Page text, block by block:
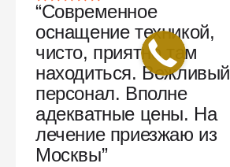
“Современное
оснащение техникой,
чисто, приятно там
находиться. Вежливый
персонал. Вполне
адекватные цены. На
лечение приезжаю из
Москвы”